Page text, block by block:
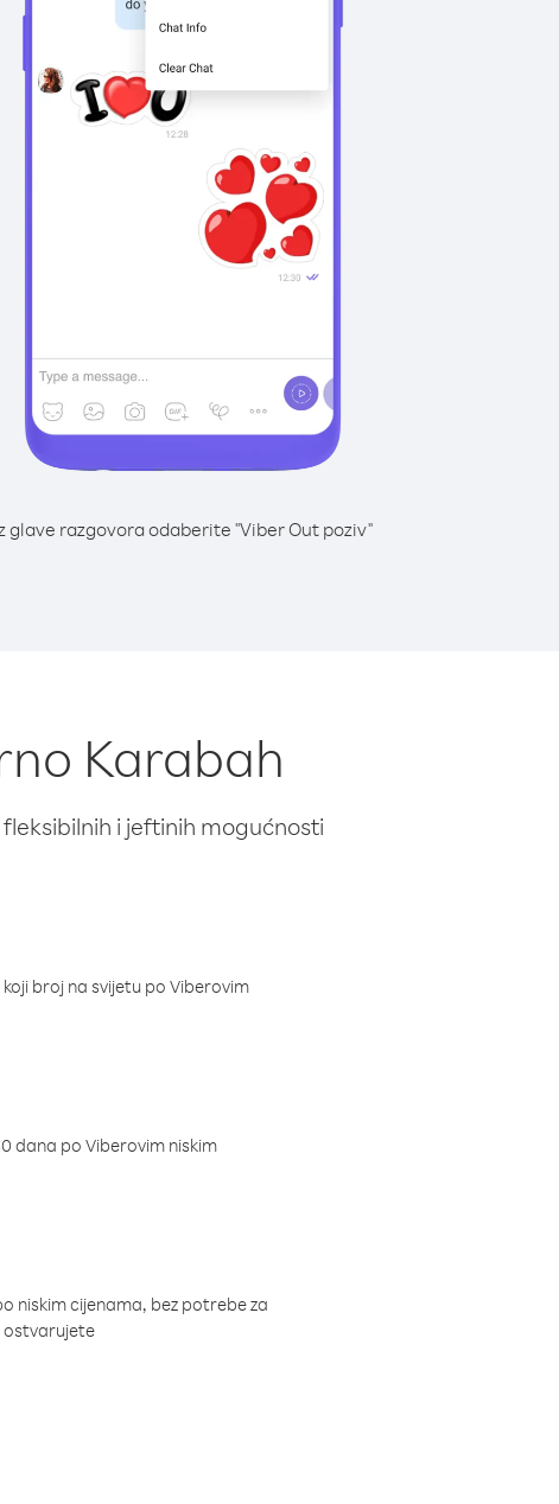
glave razgovora odaberite "Viber Out poziv"
Karabah
i jeftinih mogućnosti
broj na svijetu po Viberovim
dana po Viberovim niskim
niskim cijenama, bez potrebe za
ostvarujete